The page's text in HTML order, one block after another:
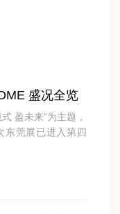
盛况全览
盈未来”为主题，
东莞展已进入第四